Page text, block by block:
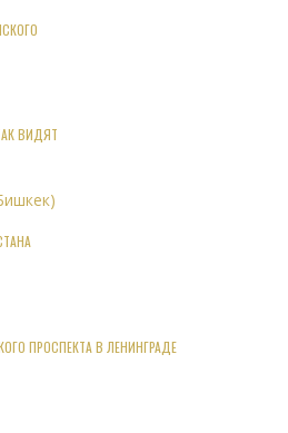
ВИДЯТ
ПРОСПЕКТА В ЛЕНИНГРАДЕ